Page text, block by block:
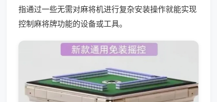
指通过一些无需对麻将机进行复杂安装操作就能实现
控制麻将牌功能的设备或工具。